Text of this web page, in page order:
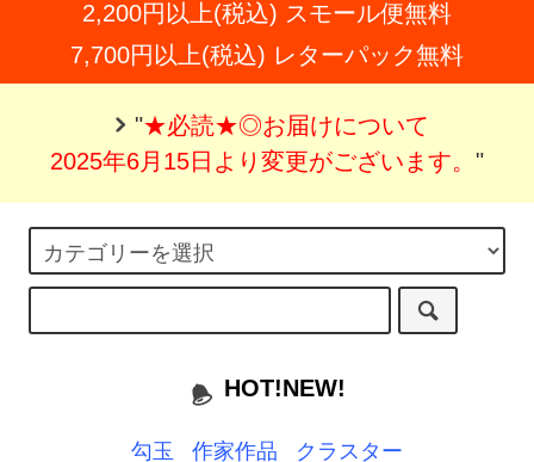
2,200円以上(税込) スモール便無料
7,700円以上(税込) レターパック無料
"★必読★◎お届けについて
2025年6月15日より変更がございます。 "
HOT!NEW!
勾玉 作家作品
クラスター